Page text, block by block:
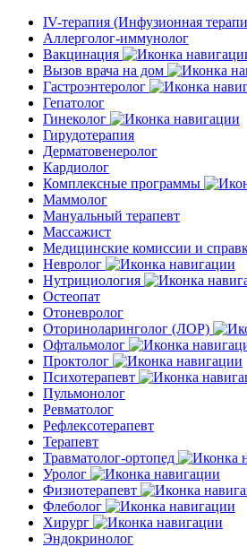
IV-терапия (Инфузионная
Аллерголог-иммунолог
Вакцинация
Вызов врача на дом
Гастроэнтеролог
Гепатолог
Гинеколог
Гирудотерапия
Дерматовенеролог
Кардиолог
Комплексные программы
Маммолог
Мануальный терапевт
Массажист
Медицинские комиссии и
Невролог
Нутрициология
Остеопат
Отоневролог
Оториноларинголог (ЛОР)
Офтальмолог
Проктолог
Психотерапевт
Пульмонолог
Ревматолог
Рефлексотерапевт
Терапевт
Травматолог-ортопед
Уролог
Физиотерапевт
Флеболог
Хирург
Эндокринолог